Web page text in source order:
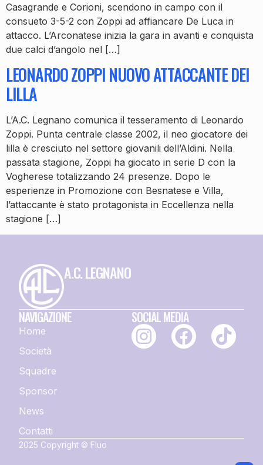
Casagrande e Corioni, scendono in campo con il
consueto 3-5-2 con Zoppi ad affiancare De Luca in
attacco. L’Arconatese inizia la gara in avanti e conquista
due calci d’angolo nel […]
LEONARDO ZOPPI NUOVO ATTACCANTE DEI
LILLA
L’A.C. Legnano comunica il tesseramento di Leonardo
Zoppi. Punta centrale classe 2002, il neo giocatore dei
lilla è cresciuto nel settore giovanili dell’Aldini. Nella
passata stagione, Zoppi ha giocato in serie D con la
Vogherese totalizzando 24 presenze. Dopo le
esperienze in Promozione con Besnatese e Villa,
l’attaccante è stato protagonista in Eccellenza nella
stagione […]
A.C. LEGNANO
NAVIGAZIONE
Home
Società
Squadre
Sponsor
News
Contatti
SOCIAL MEDIA
2025 Copyright © Fluo